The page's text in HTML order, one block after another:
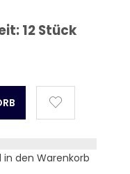
12 Stück
den Warenkorb